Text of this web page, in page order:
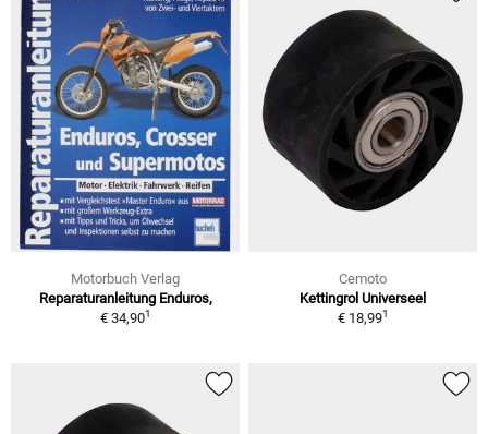
Motorbuch Verlag
Reparaturanleitung Enduros,
€ 34,901
Cemoto
Kettingrol Universeel
€ 18,991